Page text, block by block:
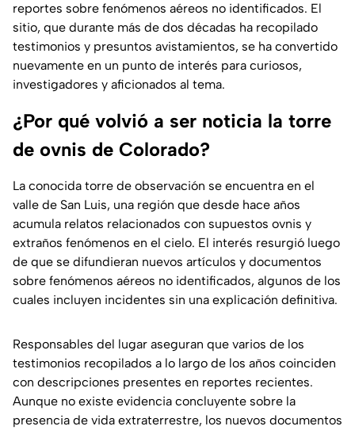
reportes sobre fenómenos aéreos no identificados. El
sitio, que durante más de dos décadas ha recopilado
testimonios y presuntos avistamientos, se ha convertido
nuevamente en un punto de interés para curiosos,
investigadores y aficionados al tema.
¿Por qué volvió a ser noticia la torre
de ovnis de Colorado?
La conocida torre de observación se encuentra en el
valle de San Luis, una región que desde hace años
acumula relatos relacionados con supuestos ovnis y
extraños fenómenos en el cielo. El interés resurgió luego
de que se difundieran nuevos artículos y documentos
sobre fenómenos aéreos no identificados, algunos de los
cuales incluyen incidentes sin una explicación definitiva.
Responsables del lugar aseguran que varios de los
testimonios recopilados a lo largo de los años coinciden
con descripciones presentes en reportes recientes.
Aunque no existe evidencia concluyente sobre la
presencia de vida extraterrestre, los nuevos documentos